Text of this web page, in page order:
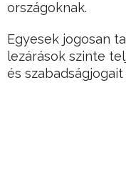
országoknak.
Egyesek jogosan
lezárások szinte
és